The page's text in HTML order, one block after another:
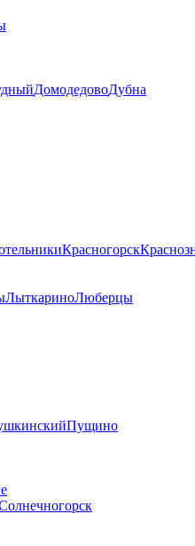
ДомодедовоДубна
Красногорск
ЛыткариноЛюберцы
Пущино